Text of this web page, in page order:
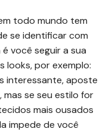
todo mundo tem
se identificar com
você seguir a sua
looks, por exemplo:
interessante, aposte
mas se seu estilo for
mais ousados
impede de você